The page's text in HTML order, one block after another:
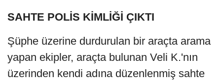
SAHTE POLİS KİMLİĞİ ÇIKTI
Şüphe üzerine durdurulan bir araçta arama
yapan ekipler, araçta bulunan Veli K.'nın
üzerinden kendi adına düzenlenmiş sahte